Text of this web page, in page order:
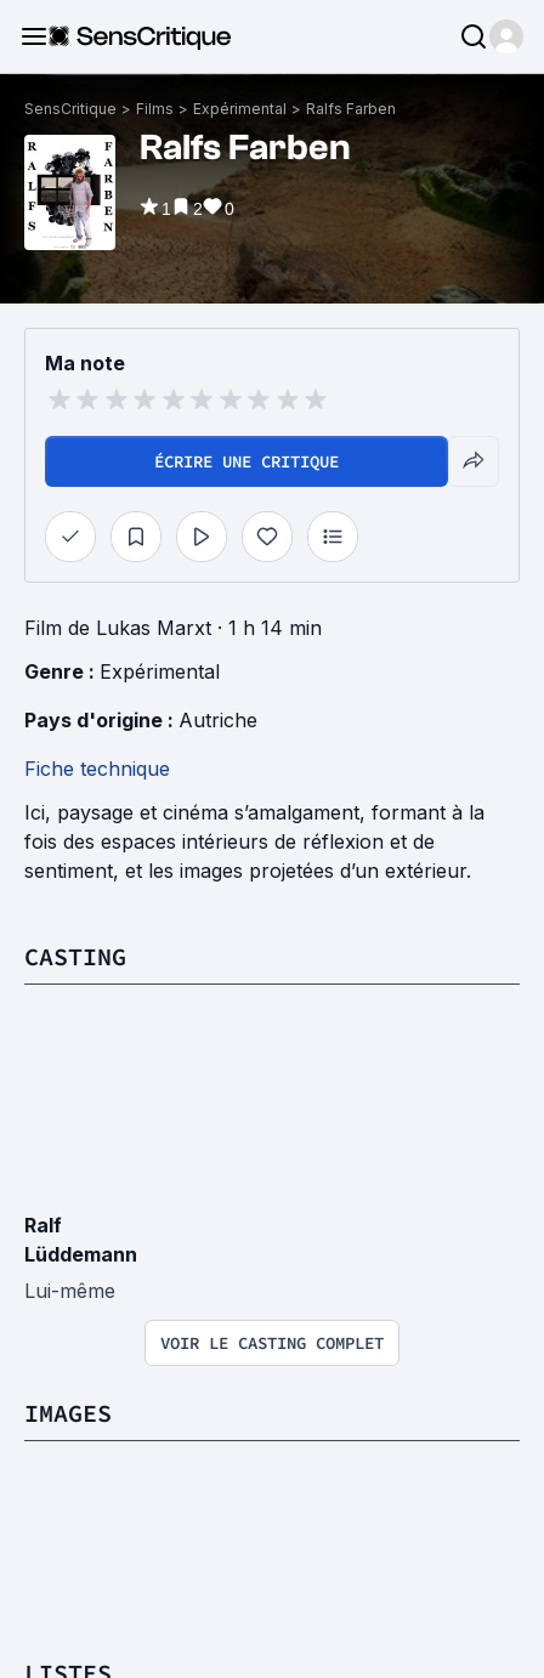
SensCritique > Films > Expérimental > Ralfs Farben
Ralfs Farben
1 2 0
Ma note
ÉCRIRE UNE CRITIQUE
Film de Lukas Marxt · 1 h 14 min
Genre : Expérimental
Pays d'origine : Autriche
Fiche technique
Ici, paysage et cinéma s’amalgament, formant à la
fois des espaces intérieurs de réflexion et de
sentiment, et les images projetées d’un extérieur.
CASTING
Ralf
Lüddemann
Lui-même
VOIR LE CASTING COMPLET
IMAGES
LISTES